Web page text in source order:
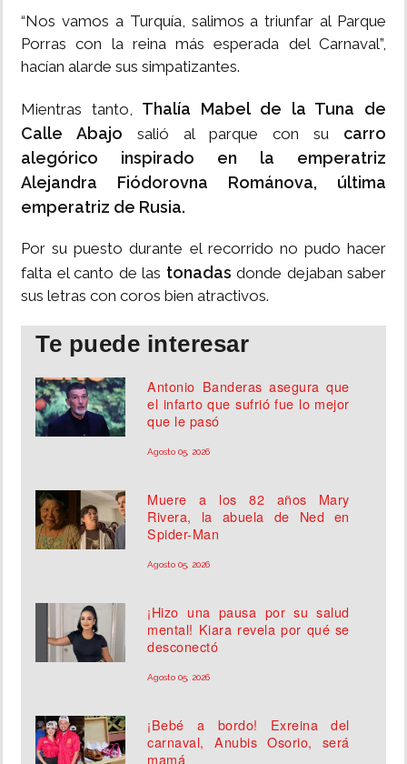
“Nos vamos a Turquía, salimos a triunfar al Parque
Porras con la reina más esperada del Carnaval”,
hacían alarde sus simpatizantes.
Mientras tanto, Thalía Mabel de la Tuna de
Calle Abajo salió al parque con su carro
alegórico inspirado en la emperatriz
Alejandra Fiódorovna Románova, última
emperatriz de Rusia.
Por su puesto durante el recorrido no pudo hacer
falta el canto de las tonadas donde dejaban saber
sus letras con coros bien atractivos.
Te puede interesar
Antonio Banderas asegura que
el infarto que sufrió fue lo mejor
que le pasó
Agosto 05, 2026
Muere a los 82 años Mary
Rivera, la abuela de Ned en
Spider-Man
Agosto 05, 2026
¡Hizo una pausa por su salud
mental! Kiara revela por qué se
desconectó
Agosto 05, 2026
¡Bebé a bordo! Exreina del
carnaval, Anubis Osorio, será
mamá